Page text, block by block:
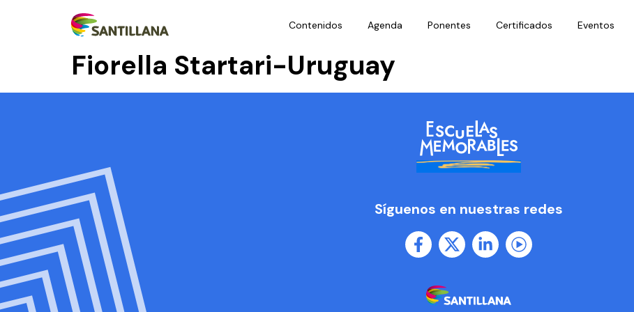
Contenidos Agenda Ponentes Certificados Eventos
Fiorella Startari-Uruguay
Síguenos en nuestras redes